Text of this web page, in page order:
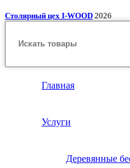
Столярный цех I-WOOD 2026
Главная
Услуги
Деревянные